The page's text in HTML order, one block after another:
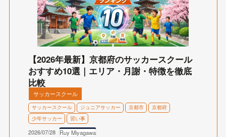
【2026年最新】京都府のサッカースクール
おすすめ10選｜エリア・月謝・特徴を徹底
比較
サッカースクール
サッカースクール ジュニアサッカー 京都市
京都府
少年サッカー
習い事
2026/07/28 Ruy Miyagawa